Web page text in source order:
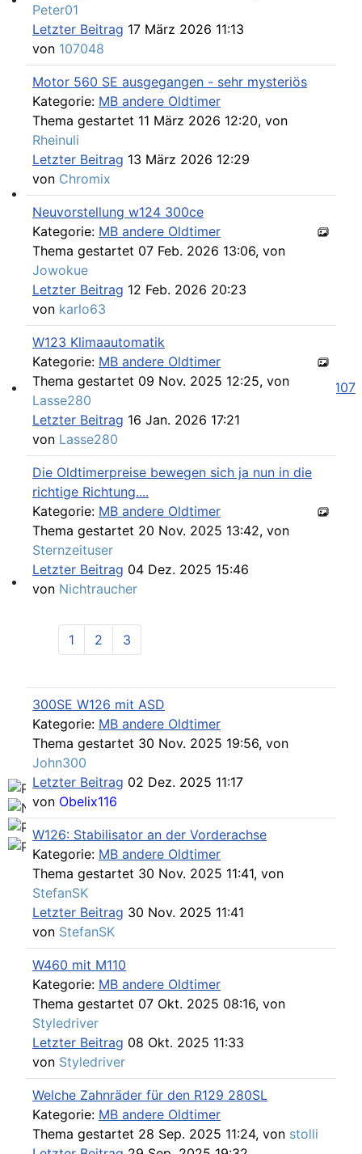
107er Technik
SL und SLC in jeder Farbe sehen
Please send your pre 82 datacards to Sternzeit-107
Peter01
Letzter Beitrag 17 März 2026 11:13
von 107048
Motor 560 SE ausgegangen - sehr mysteriös
Kategorie: MB andere Oldtimer
Thema gestartet 11 März 2026 12:20, von
Rheinuli
Letzter Beitrag 13 März 2026 12:29
von Chromix
Neuvorstellung w124 300ce
Kategorie: MB andere Oldtimer
Thema gestartet 07 Feb. 2026 13:06, von
Jowokue
Letzter Beitrag 12 Feb. 2026 20:23
von karlo63
W123 Klimaautomatik
Kategorie: MB andere Oldtimer
Thema gestartet 09 Nov. 2025 12:25, von
Lasse280
Letzter Beitrag 16 Jan. 2026 17:21
von Lasse280
Die Oldtimerpreise bewegen sich ja nun in die
richtige Richtung....
Kategorie: MB andere Oldtimer
Thema gestartet 20 Nov. 2025 13:42, von
Sternzeituser
Letzter Beitrag 04 Dez. 2025 15:46
von Nichtraucher
1 2 3
300SE W126 mit ASD
Kategorie: MB andere Oldtimer
Thema gestartet 30 Nov. 2025 19:56, von
John300
Letzter Beitrag 02 Dez. 2025 11:17
von Obelix116
W126: Stabilisator an der Vorderachse
Kategorie: MB andere Oldtimer
Thema gestartet 30 Nov. 2025 11:41, von
StefanSK
Letzter Beitrag 30 Nov. 2025 11:41
von StefanSK
W460 mit M110
Kategorie: MB andere Oldtimer
Thema gestartet 07 Okt. 2025 08:16, von
Styledriver
Letzter Beitrag 08 Okt. 2025 11:33
von Styledriver
Welche Zahnräder für den R129 280SL
Kategorie: MB andere Oldtimer
Thema gestartet 28 Sep. 2025 11:24, von stolli